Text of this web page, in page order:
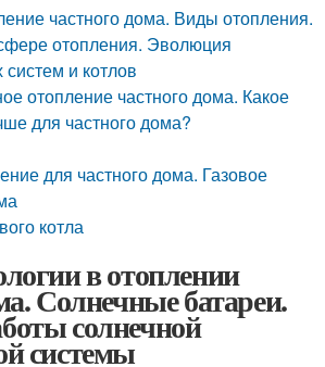
частного дома. Виды отопления.
отопления. Эволюция
и котлов
отопление частного дома. Какое
для частного дома?
для частного дома. Газовое
котла
в отоплении
Солнечные батареи.
солнечной
системы